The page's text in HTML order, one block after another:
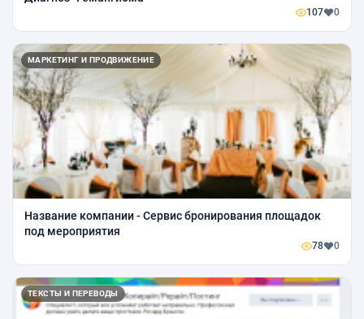
107 0
МАРКЕТИНГ И ПРОДВИЖЕНИЕ
Название компании - Сервис бронирования площадок
под мероприятия
78 0
ТЕКСТЫ И ПЕРЕВОДЫ